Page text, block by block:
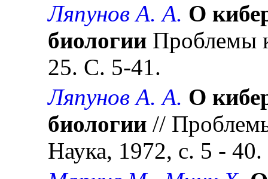
Ляпунов А. А. О
биологии Проблемы
25. С. 5-41.
Ляпунов А. А. О
биологии //
Наука, 1972, с. 5 - 40.